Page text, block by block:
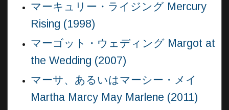
マーキュリー・ライジング Mercury
Rising (1998)
マーゴット・ウェディング Margot at
the Wedding (2007)
マーサ、あるいはマーシー・メイ
Martha Marcy May Marlene (2011)